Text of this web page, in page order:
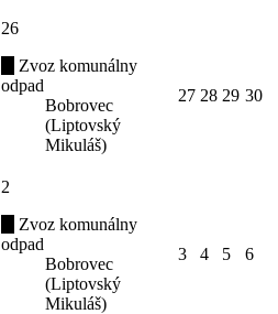
26
Zvoz komunálny
odpad
Bobrovec
(Liptovský
Mikuláš)
27 28 29 30
2
Zvoz komunálny
odpad
Bobrovec
(Liptovský
Mikuláš)
3 4 5 6